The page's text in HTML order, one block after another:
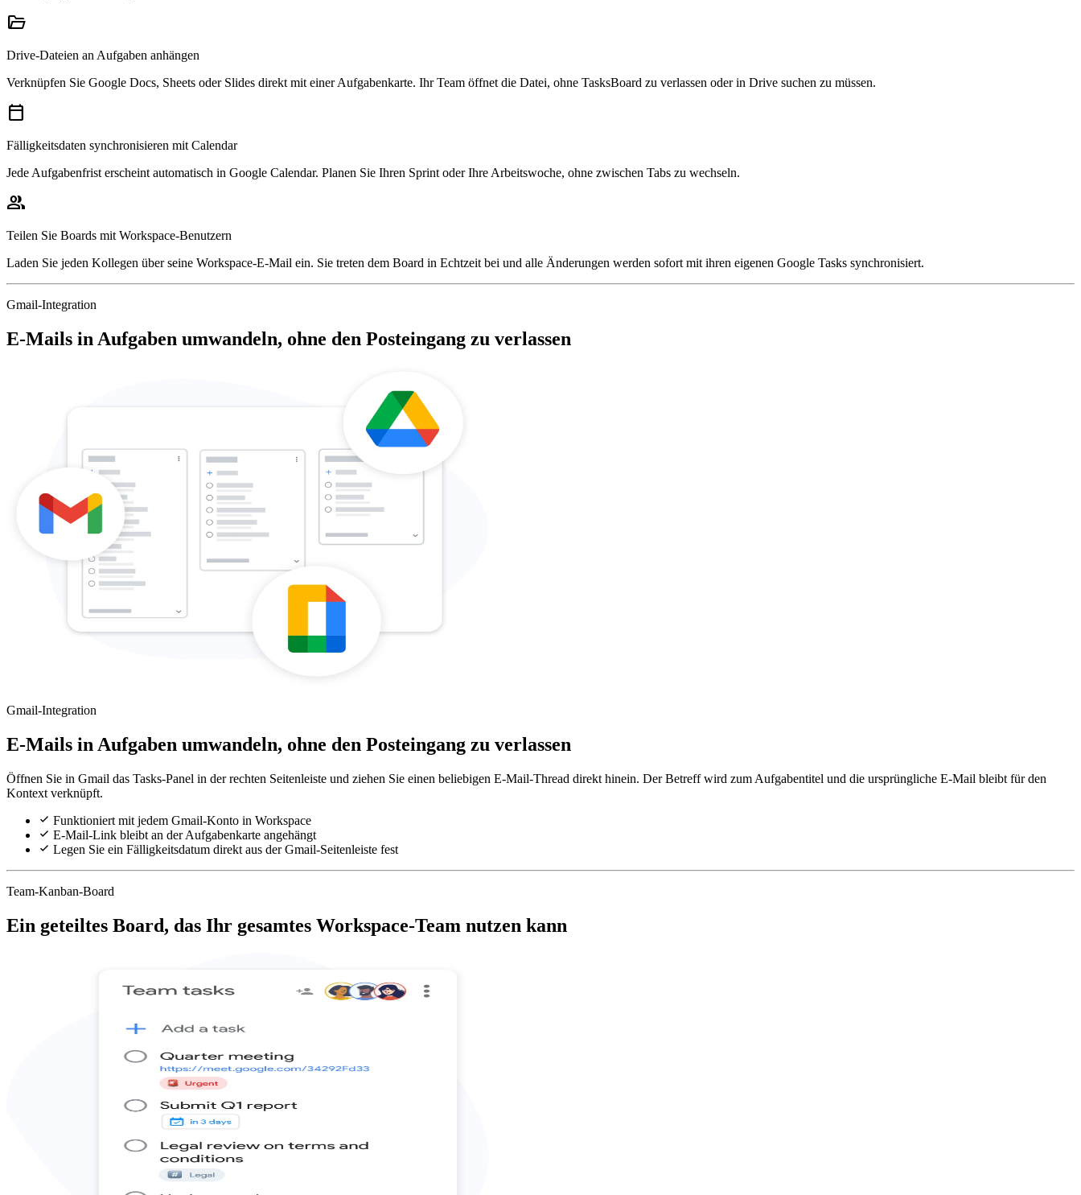
folder_open
Drive-Dateien an Aufgaben anhängen
Verknüpfen Sie Google Docs, Sheets oder Slides direkt mit einer Aufgabenkarte. Ihr Team öffnet die Datei, ohne TasksBoard zu verlassen oder in Drive suchen zu müssen.
calendar_today
Fälligkeitsdaten synchronisieren mit Calendar
Jede Aufgabenfrist erscheint automatisch in Google Calendar. Planen Sie Ihren Sprint oder Ihre Arbeitswoche, ohne zwischen Tabs zu wechseln.
group
Teilen Sie Boards mit Workspace-Benutzern
Laden Sie jeden Kollegen über seine Workspace-E-Mail ein. Sie treten dem Board in Echtzeit bei und alle Änderungen werden sofort mit ihren eigenen Google Tasks synchronisiert.
Gmail-Integration
E-Mails in Aufgaben umwandeln, ohne den Posteingang zu verlassen
Gmail-Integration
E-Mails in Aufgaben umwandeln, ohne den Posteingang zu verlassen
Öffnen Sie in Gmail das Tasks-Panel in der rechten Seitenleiste und ziehen Sie einen beliebigen E-Mail-Thread direkt hinein. Der Betreff wird zum Aufgabentitel und die ursprüngliche E-Mail bleibt für den
Kontext verknüpft.
Funktioniert mit jedem Gmail-Konto in Workspace
E-Mail-Link bleibt an der Aufgabenkarte angehängt
Legen Sie ein Fälligkeitsdatum direkt aus der Gmail-Seitenleiste fest
Team-Kanban-Board
Ein geteiltes Board, das Ihr gesamtes Workspace-Team nutzen kann